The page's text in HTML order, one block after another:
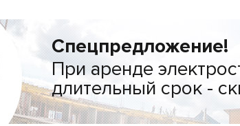
Спецпредложение!
При аренде
длительный срок -